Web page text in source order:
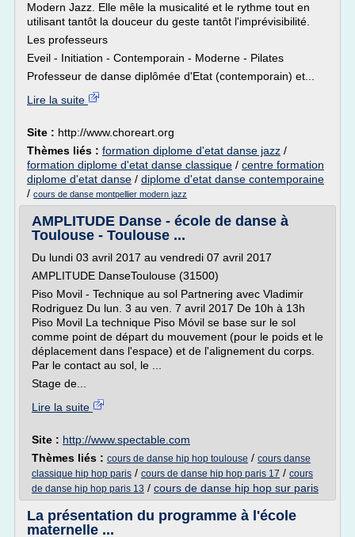
Modern Jazz. Elle mêle la musicalité et le rythme tout en
utilisant tantôt la douceur du geste tantôt l'imprévisibilité.
Les professeurs
Eveil - Initiation - Contemporain - Moderne - Pilates
Professeur de danse diplômée d'Etat (contemporain) et...
Lire la suite
Site : http://www.choreart.org
Thèmes liés : formation diplome d'etat danse jazz /
formation diplome d'etat danse classique / centre formation
diplome d'etat danse / diplome d'etat danse contemporaine
/ cours de danse montpellier modern jazz
AMPLITUDE Danse - école de danse à
Toulouse - Toulouse ...
Du lundi 03 avril 2017 au vendredi 07 avril 2017
AMPLITUDE DanseToulouse (31500)
Piso Movil - Technique au sol Partnering avec Vladimir
Rodriguez Du lun. 3 au ven. 7 avril 2017 De 10h à 13h
Piso Movil La technique Piso Móvil se base sur le sol
comme point de départ du mouvement (pour le poids et le
déplacement dans l'espace) et de l'alignement du corps.
Par le contact au sol, le ...
Stage de...
Lire la suite
Site : http://www.spectable.com
Thèmes liés : cours de danse hip hop toulouse / cours danse
classique hip hop paris / cours de danse hip hop paris 17 / cours
de danse hip hop paris 13 / cours de danse hip hop sur paris
La présentation du programme à l'école
maternelle ...